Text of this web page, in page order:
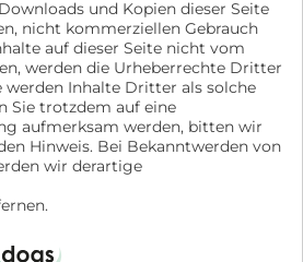
und Kopien dieser Seite
nicht kommerziellen Gebrauch
auf dieser Seite nicht vom
werden die Urheberrechte Dritter
werden Inhalte Dritter als solche
Sie trotzdem auf eine
aufmerksam werden, bitten wir
Hinweis. Bei Bekanntwerden von
wir derartige